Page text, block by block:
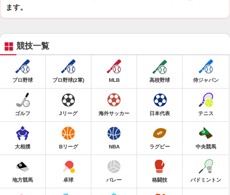
ます。
競技一覧
プロ野球 プロ野球(2軍) MLB 高校野球 侍ジャパン
ゴルフ Jリーグ 海外サッカー 日本代表 テニス
大相撲 Bリーグ NBA ラグビー 中央競馬
地方競馬 卓球 バレー 格闘技 バドミントン